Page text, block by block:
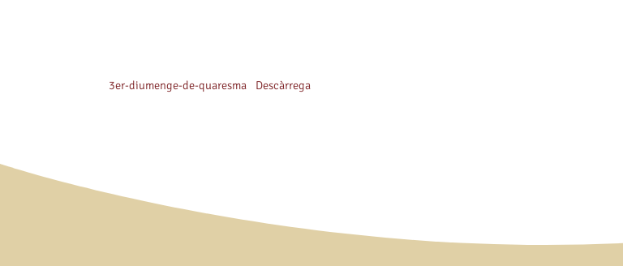
3er-diumenge-de-quaresma Descàrrega